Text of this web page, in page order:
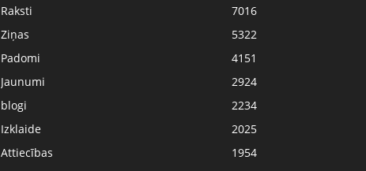
Raksti
7016
Ziņas
5322
Padomi
4151
Jaunumi
2924
blogi
2234
Izklaide
2025
Attiecības
1954